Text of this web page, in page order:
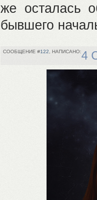
же осталась
бывшего
122 4